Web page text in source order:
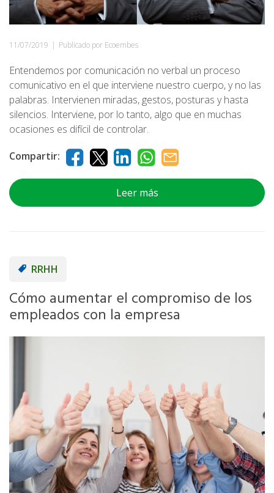
11/07/2019 | Publicado por Ecoembes
Entendemos por comunicación no verbal un proceso
comunicativo en el que interviene nuestro cuerpo, y no las
palabras. Intervienen miradas, gestos, posturas y hasta
silencios. Interviene, por lo tanto, algo que en muchas
ocasiones es difícil de controlar.
Compartir:
Leer más
RRHH
Cómo aumentar el compromiso de los
empleados con la empresa